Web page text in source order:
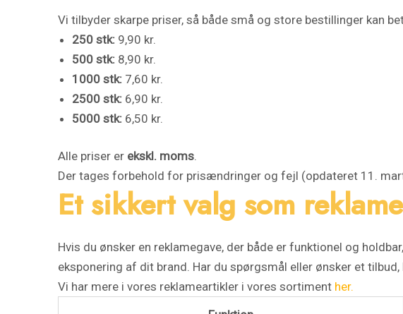
Vi tilbyder skarpe priser, så både små og store bestillinger kan
250 stk: 9,90 kr.
500 stk: 8,90 kr.
1000 stk: 7,60 kr.
2500 stk: 6,90 kr.
5000 stk: 6,50 kr.
Alle priser er ekskl. moms.
Der tages forbehold for prisændringer og fejl (opdateret 11.
Et sikkert valg som
Hvis du ønsker en reklamegave, der både er funktionel og
eksponering af dit brand. Har du spørgsmål eller ønsker et
Vi har mere i vores reklameartikler i vores sortiment her.